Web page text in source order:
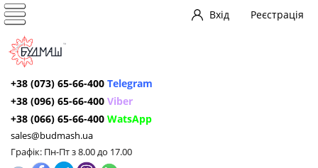
Вхід Реєстрація
+38 (073) 65-66-400 Telegram
+38 (096) 65-66-400 Viber
+38 (066) 65-66-400 WatsApp
sales@budmash.ua
Графік: Пн-Пт з 8.00 до 17.00